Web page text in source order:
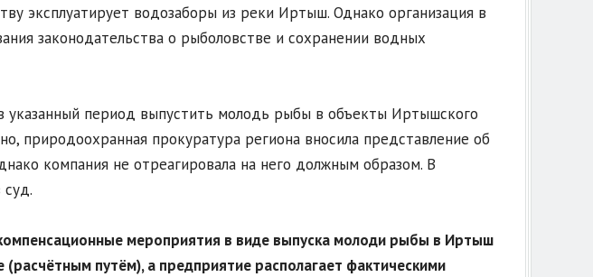
эксплуатирует водозаборы из реки Иртыш. Однако организация в
законодательства о рыболовстве и сохранении водных
указанный период выпустить молодь рыбы в объекты Иртышского
природоохранная прокуратура региона вносила представление об
компания не отреагировала на него должным образом. В
суд.
мероприятия в виде выпуска молоди рыбы в Иртыш
путём), а предприятие располагает фактическими